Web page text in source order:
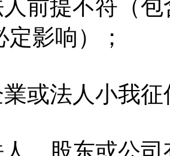
人前提不符（
定影响）；
業或法人小我